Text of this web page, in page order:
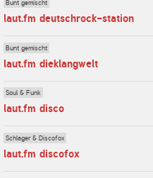
Bunt gemischt
laut.fm deutschrock-station
Bunt gemischt
laut.fm dieklangwelt
Soul & Funk
laut.fm disco
Schlager & Discofox
laut.fm discofox